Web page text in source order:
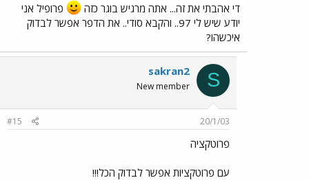
די אהבתי את זה... אתה מרגיש בוגר כזה
פרופיל אני
יודע שיש לי 97.. והקבא סודי.. את הדפר אפשר לבדוק
איכשהו?
S
sakran2
New member
20/1/03
#15
פרוטקציה
עם פרוטקציות אפשר לבדוק הכל!!!